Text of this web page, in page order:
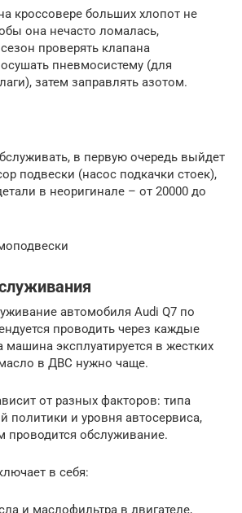
кроссовере больших хлопот не
она нечасто ломалась,
проверять клапана
пневмосистему (для
затем заправлять азотом.
в первую очередь выйдет
подвески (насос подкачки стоек),
в неоригинале – от 20000 до
автомобиля Audi Q7 по
проводить через каждые
машина эксплуатируется в жестких
в ДВС нужно чаще.
от разных факторов: типа
политики и уровня автосервиса,
проводится обслуживание.
в себя:
и маслофильтра в двигателе,